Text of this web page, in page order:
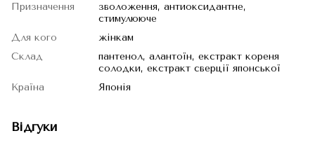
Призначення
зволоження, антиоксидантне,
стимулююче
Для кого
жінкам
Склад
пантенол, алантоїн, екстракт кореня
солодки, екстракт сверції японської
Країна
Японія
Відгуки